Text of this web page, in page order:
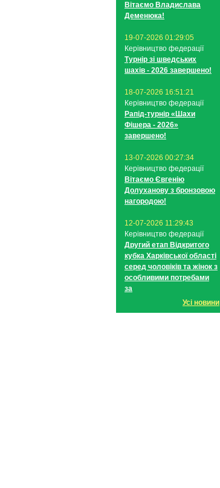
Вітаємо Владислава
Деменюка!
19-07-2026 01:29:05
Керівництво федерації
Турнір зі шведських
шахів - 2026 завершено!
18-07-2026 16:51:21
Керівництво федерації
Рапід-турнір «Шахи
Фішера - 2026»
завершено!
13-07-2026 00:27:34
Керівництво федерації
Вітаємо Євгенію
Долуханову з бронзовою
нагородою!
12-07-2026 11:29:43
Керівництво федерації
Другий етап Відкритого
кубка Харківської області
серед чоловіків та жінок з
особливими потребами
за
Усі новини